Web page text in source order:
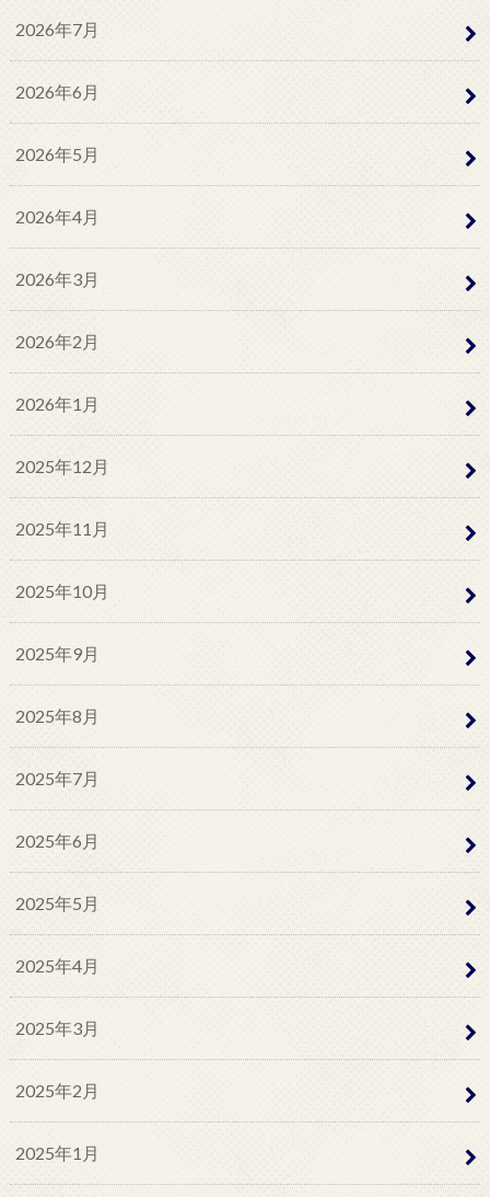
2026年7月
2026年6月
2026年5月
2026年4月
2026年3月
2026年2月
2026年1月
2025年12月
2025年11月
2025年10月
2025年9月
2025年8月
2025年7月
2025年6月
2025年5月
2025年4月
2025年3月
2025年2月
2025年1月